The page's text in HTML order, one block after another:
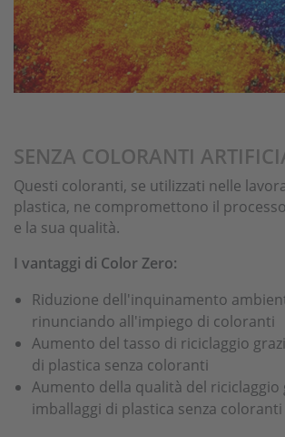
SENZA COLORANTI
Questi coloranti, se utilizzati nelle
plastica, ne compromettono il
e la sua qualità.
I vantaggi di Color Zero:
Riduzione dell'inquinamento
rinunciando all'impiego di coloranti
Aumento del tasso di riciclaggio
di plastica senza coloranti
Aumento della qualità del riciclaggio
imballaggi di plastica senza coloranti